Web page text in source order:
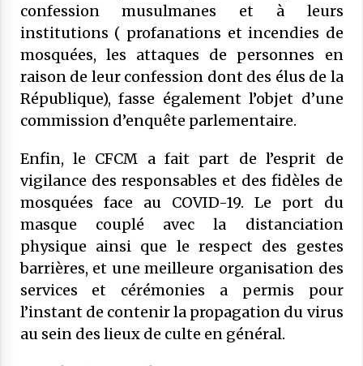
confession musulmanes et à leurs
institutions ( profanations et incendies de
mosquées, les attaques de personnes en
raison de leur confession dont des élus de la
République), fasse également l’objet d’une
commission d’enquête parlementaire.
Enfin, le CFCM a fait part de l’esprit de
vigilance des responsables et des fidèles de
mosquées face au COVID-19. Le port du
masque couplé avec la distanciation
physique ainsi que le respect des gestes
barrières, et une meilleure organisation des
services et cérémonies a permis pour
l’instant de contenir la propagation du virus
au sein des lieux de culte en général.